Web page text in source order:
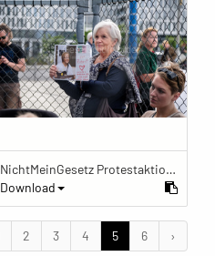
NichtMeinGesetz Protestaktion im Käfig
Download
2 3 4 5 6 ›